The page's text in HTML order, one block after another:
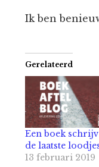
Ik ben
Gerelateerd
Een boek
de laatste
13 februari 2019